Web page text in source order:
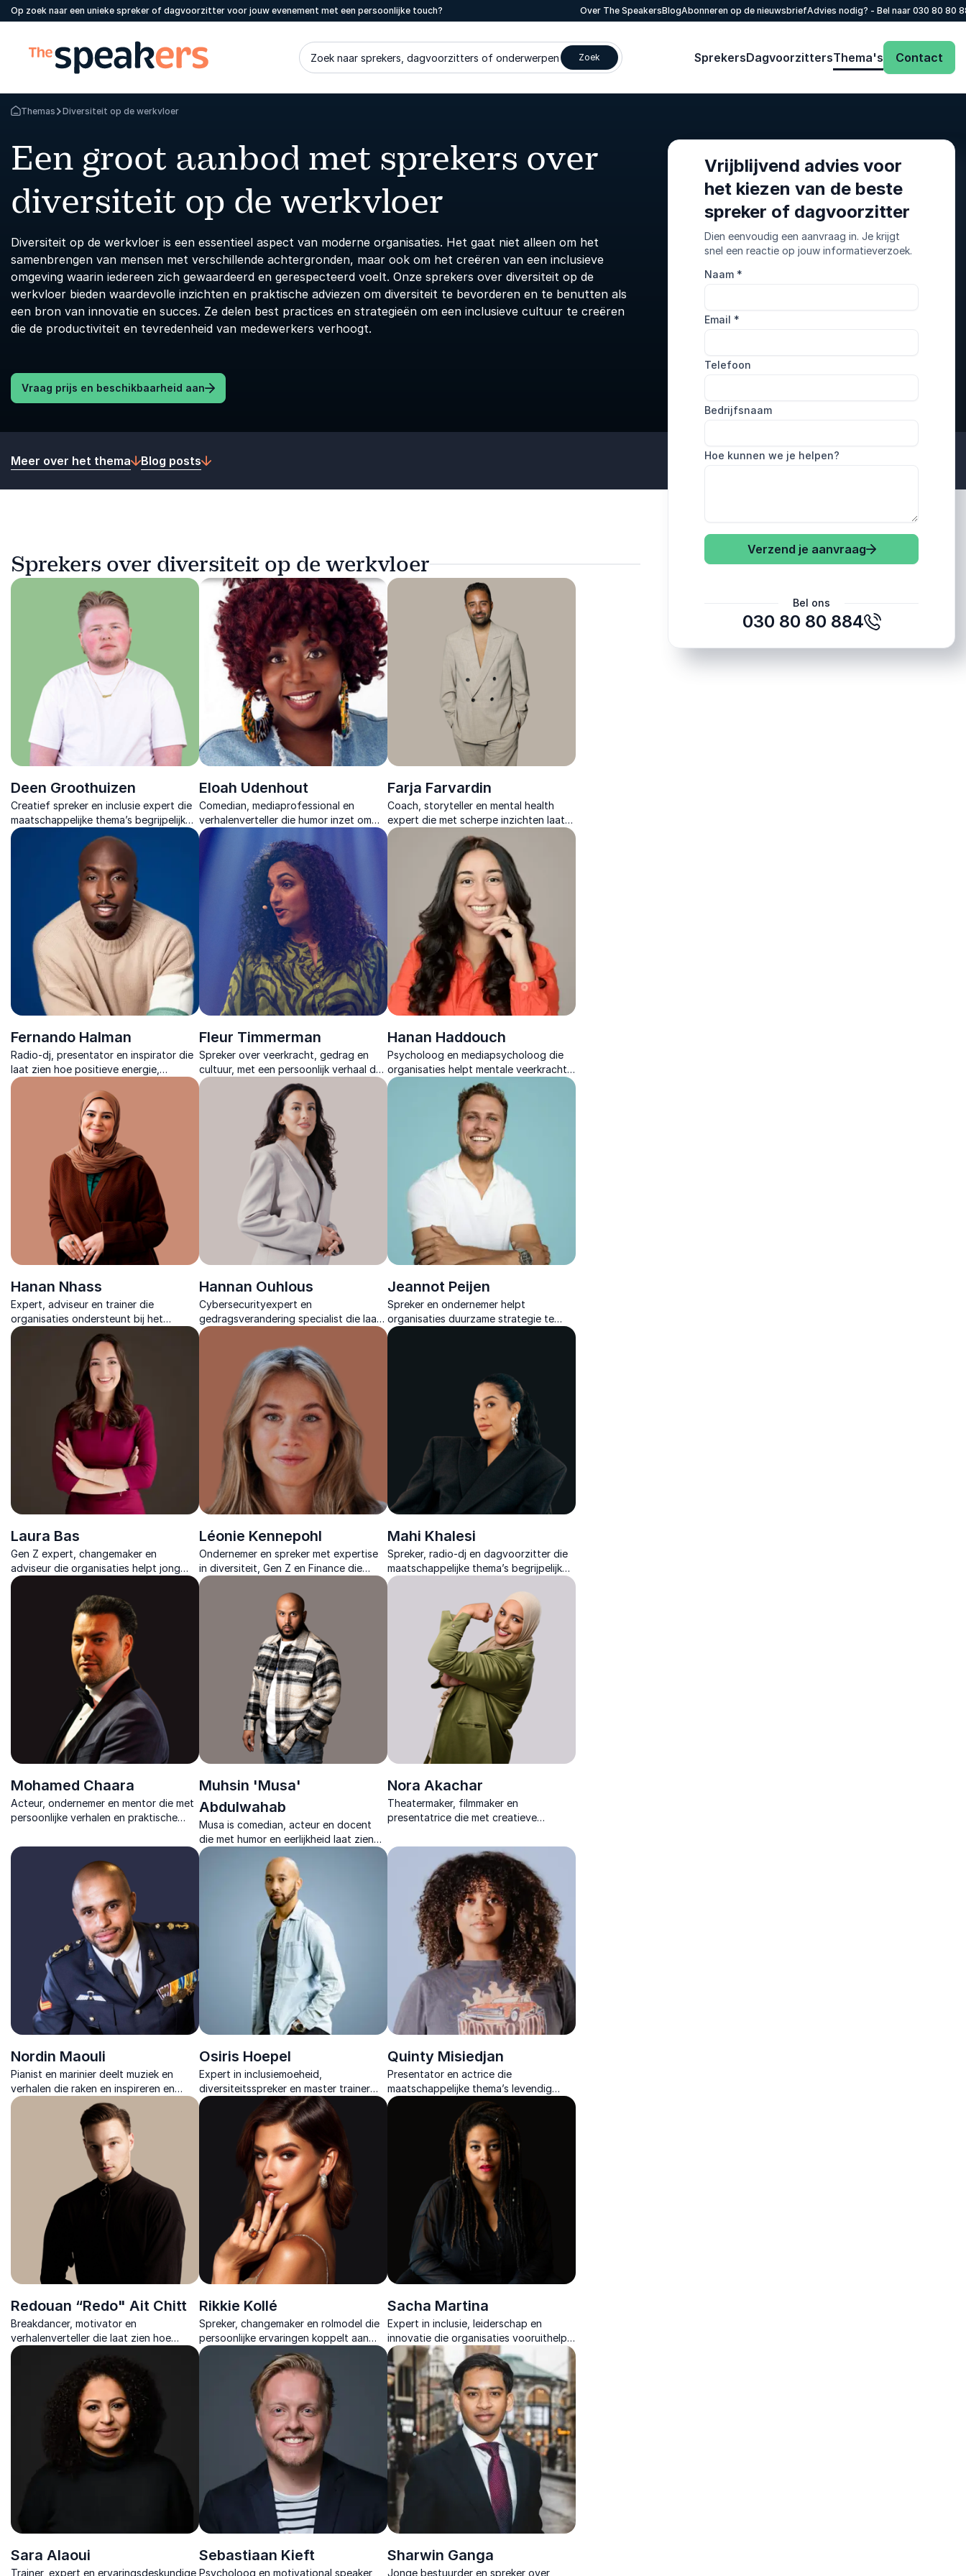
Op zoek naar een unieke spreker of dagvoorzitter voor jouw evenement met een persoonlijke touch? Over The SpeakersBlogAbonneren op de nieuwsbriefAdvies nodig? - Bel naar 030 80 80
Zoek naar sprekers, dagvoorzitters of onderwerpen Zoek SprekersDagvoorzittersThema's Contact
Terug naar de startpagina
Themas Diversiteit op de werkvloer
Een groot aanbod met sprekers over
diversiteit op de werkvloer
Diversiteit op de werkvloer is een essentieel aspect van moderne organisaties. Het gaat niet alleen om het
samenbrengen van mensen met verschillende achtergronden, maar ook om het creëren van een inclusieve
omgeving waarin iedereen zich gewaardeerd en gerespecteerd voelt. Onze sprekers over diversiteit op de
werkvloer bieden waardevolle inzichten en praktische adviezen om diversiteit te bevorderen en te benutten als
een bron van innovatie en succes. Ze delen best practices en strategieën om een inclusieve cultuur te creëren
die de productiviteit en tevredenheid van medewerkers verhoogt.
Vraag prijs en beschikbaarheid aan
Vrijblijvend advies voor
het kiezen van de beste
spreker of dagvoorzitter
Dien eenvoudig een aanvraag in. Je krijgt
snel een reactie op jouw informatieverzoek.
Naam *
Email *
Telefoon
Bedrijfsnaam
Hoe kunnen we je helpen?
Verzend je aanvraag
Bel ons
030 80 80 884
Meer over het thema Blog posts
Sprekers over diversiteit op de werkvloer
Deen Groothuizen
Creatief spreker en inclusie expert die
maatschappelijke thema’s begrijpelijk
maakt en helpt om met vertrouwen en
impact stappen te zetten richting
Eloah Udenhout
Comedian, mediaprofessional en
verhalenverteller die humor inzet om
taboes te doorbreken, bewustwording
te stimuleren en mensen dichter bij
elkaar te brengen.
Farja Farvardin
Coach, storyteller en mental health
expert die met scherpe inzichten laat
zien hoe persoonlijke groei leidt tot
sterke samenwerking en duurzame
Fernando Halman
Radio-dj, presentator en inspirator die
laat zien hoe positieve energie,
mindset en veerkracht leiden tot groei,
verandering en nieuwe motivatie.
Fleur Timmerman
Spreker over veerkracht, gedrag en
cultuur, met een persoonlijk verhaal dat
teams in beweging zet.
Hanan Haddouch
Psycholoog en mediapsycholoog die
organisaties helpt mentale veerkracht
te vergroten en stress om te zetten in
duurzame energie binnen teams.
Hanan Nhass
Expert, adviseur en trainer die
organisaties ondersteunt bij het
creëren van inclusieve werkculturen
met praktische inzichten en
inspirerende aanpak.
Hannan Ouhlous
Cybersecurityexpert en
gedragsverandering specialist die laat
zien hoe menselijk gedrag de sleutel
vormt tot veilige digitale organisaties &
sterke securitycultuur.
Jeannot Peijen
Spreker en ondernemer helpt
organisaties duurzame strategie te
koppelen aan menselijkheid, met
Laura Bas
Gen Z expert, changemaker en
adviseur die organisaties helpt jong
talent te begrijpen en te behouden en
daarbij toekomstgerichte strategieën
toegankelijk maakt.
Léonie Kennepohl
Ondernemer en spreker met expertise
in diversiteit, Gen Z en Finance die
organisaties inspireert met inzichten
om talent aan te trekken en te laten
Mahi Khalesi
Spreker, radio-dj en dagvoorzitter die
maatschappelijke thema’s begrijpelijk
maakt en met verhalen echte
Mohamed Chaara
Acteur, ondernemer en mentor die met
persoonlijke verhalen en praktische
leiderschap en divers talent elkaar
versterken.
Muhsin 'Musa'
Abdulwahab
Musa is comedian, acteur en docent
die met humor en eerlijkheid laat zien
hoe falen de sleutel is tot groei en
persoonlijke doorbraak.
Nora Akachar
Theatermaker, filmmaker en
presentatrice die met creatieve
ieder publiek inspireert met herkenbare
inzichten.
Nordin Maouli
Pianist en marinier deelt muziek en
verhalen die raken en inspireren en
biedt een unieke blik op persoonlijke
groei, vrijheid en verbondenheid.
Osiris Hoepel
Expert in inclusiemoeheid,
diversiteitsspreker en master trainer
met internationale ervaring in duurzaam
draagvlak voor inclusie.
Quinty Misiedjan
Presentator en actrice die
maatschappelijke thema’s levendig
maakt en publiek uitnodigt om met
nieuwe helderheid naar verhalen en
perspectieven te kijken.
Redouan “Redo" Ait Chitt
Breakdancer, motivator en
verhalenverteller die laat zien hoe
mindset en doorzettingsvermogen
deuren openen en teams inspireert om
eigen mogelijkheden te benutten.
Rikkie Kollé
Spreker, changemaker en rolmodel die
persoonlijke ervaringen koppelt aan
praktische inzichten voor organisaties
die duurzame inclusie willen realiseren.
Sacha Martina
Expert in inclusie, leiderschap en
innovatie die organisaties vooruithelpt
met inzichten die activeren en
strategieën die direct toepasbaar zijn.
Sara Alaoui
Trainer, expert en ervaringsdeskundige
Sebastiaan Kieft
Psycholoog en motivational speaker
Sharwin Ganga
Jonge bestuurder en spreker over